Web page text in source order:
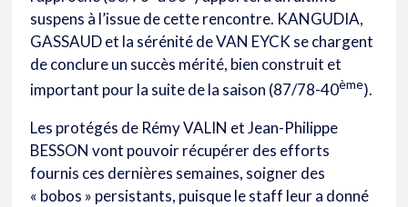
suspens à l’issue de cette rencontre. KANGUDIA,
GASSAUD et la sérénité de VAN EYCK se chargent
de conclure un succès mérité, bien construit et
important pour la suite de la saison (87/78-40ème).
Les protégés de Rémy VALIN et Jean-Philippe
BESSON vont pouvoir récupérer des efforts
fournis ces dernières semaines, soigner des
« bobos » persistants, puisque le staff leur a donné